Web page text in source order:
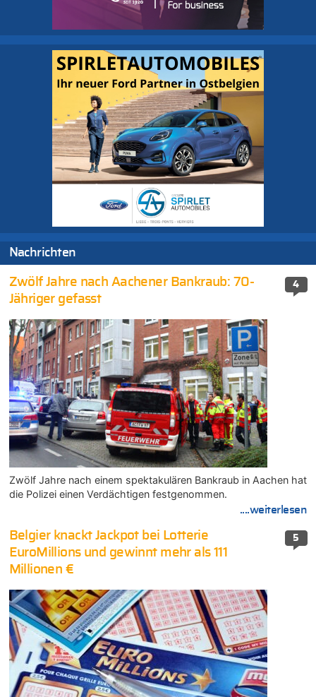
Nachrichten
4
Zwölf Jahre nach Aachener Bankraub: 70-
Jähriger gefasst
Zwölf Jahre nach einem spektakulären Bankraub in Aachen hat
die Polizei einen Verdächtigen festgenommen.
....weiterlesen
5
Belgier knackt Jackpot bei Lotterie
EuroMillions und gewinnt mehr als 111
Millionen €